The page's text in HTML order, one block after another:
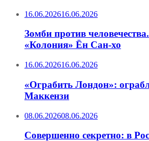
16.06.202616.06.2026
Зомби против
«Колония» Ён Сан-хо
16.06.202616.06.2026
«Ограбить Лондон»:
Маккензи
08.06.202608.06.2026
Совершенно секретно: в